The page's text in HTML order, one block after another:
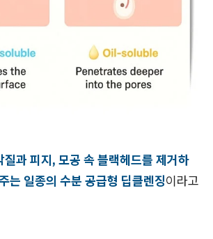
질과 피지, 모공 속 블랙헤드를 제거하
는 일종의 수분 공급형 딥클렌징이라고